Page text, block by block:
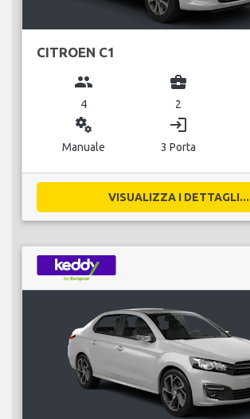
CITROEN C1
group
4
business_center
2
miscellaneous_services
Manuale
login
3 Porta
VISUALIZZA I DETTAGLI...